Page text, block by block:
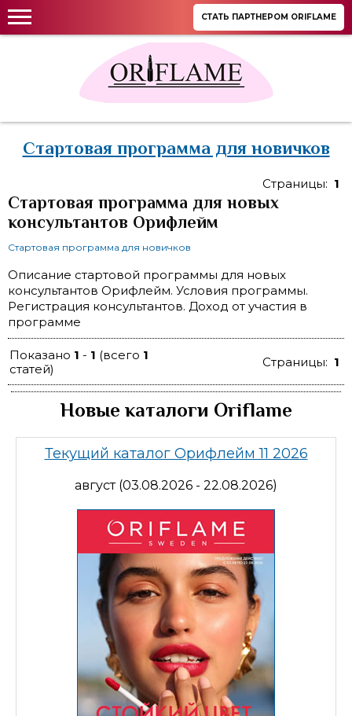
СТАТЬ ПАРТНЕРОМ ORIFLAME
Стартовая программа для новичков
Страницы: 1
Стартовая программа для новых
консультантов Орифлейм
Стартовая программа для новичков
Описание стартовой программы для новых
консультантов Орифлейм. Условия программы.
Регистрация консультантов. Доход от участия в
программе
Показано 1 - 1 (всего 1
статей)
Страницы: 1
Новые каталоги Oriflame
Текущий каталог Орифлейм 11 2026
август (03.08.2026 - 22.08.2026)